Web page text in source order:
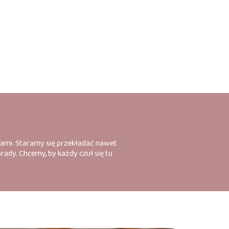
Staramy się przekładać nawet
Chcemy, by każdy czuł się tu